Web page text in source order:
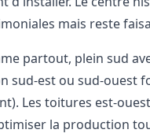
mais reste
partout, plein sud
sud-est ou sud-ouest
Les toitures est-
la production